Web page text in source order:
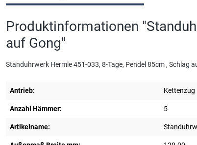
Produktinformationen
auf Gong"
Standuhrwerk Hermle 451-033, 8-Tage, Pendel 85cm , Schlag
Antrieb: Kettenzug
Anzahl Hämmer: 5
Artikelname: